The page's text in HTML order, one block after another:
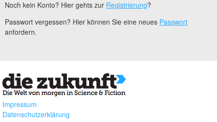
Noch kein Konto? Hier gehts zur Registrierung?
Passwort vergessen? Hier können Sie eine neues Passwort
anfordern.
Impressum
Datenschutzerklärung